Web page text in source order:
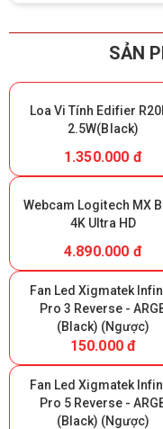
SẢN
Loa Vi Tính Edifier
2.5W(Black)
1.350.000 đ
Webcam Logitech MX
4K Ultra HD
4.890.000 đ
Fan Led Xigmatek
Pro 3 Reverse -
(Black) (Ngược)
150.000 đ
Fan Led Xigmatek
Pro 5 Reverse -
(Black) (Ngược)